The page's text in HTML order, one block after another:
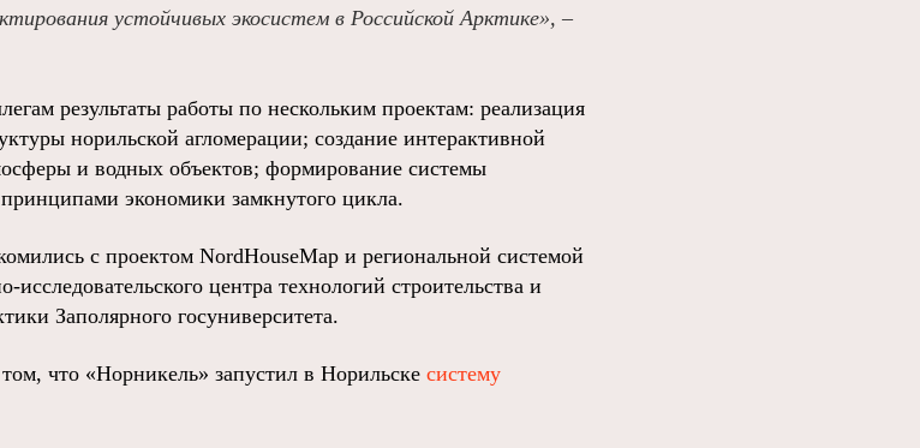
устойчивых экосистем в Российской Арктике», –
результаты работы по нескольким проектам: реализация
норильской агломерации; создание интерактивной
и водных объектов; формирование системы
экономики замкнутого цикла.
с проектом NordHouseMap и региональной системой
центра технологий строительства и
Заполярного госуниверситета.
что «Норникель» запустил в Норильске систему